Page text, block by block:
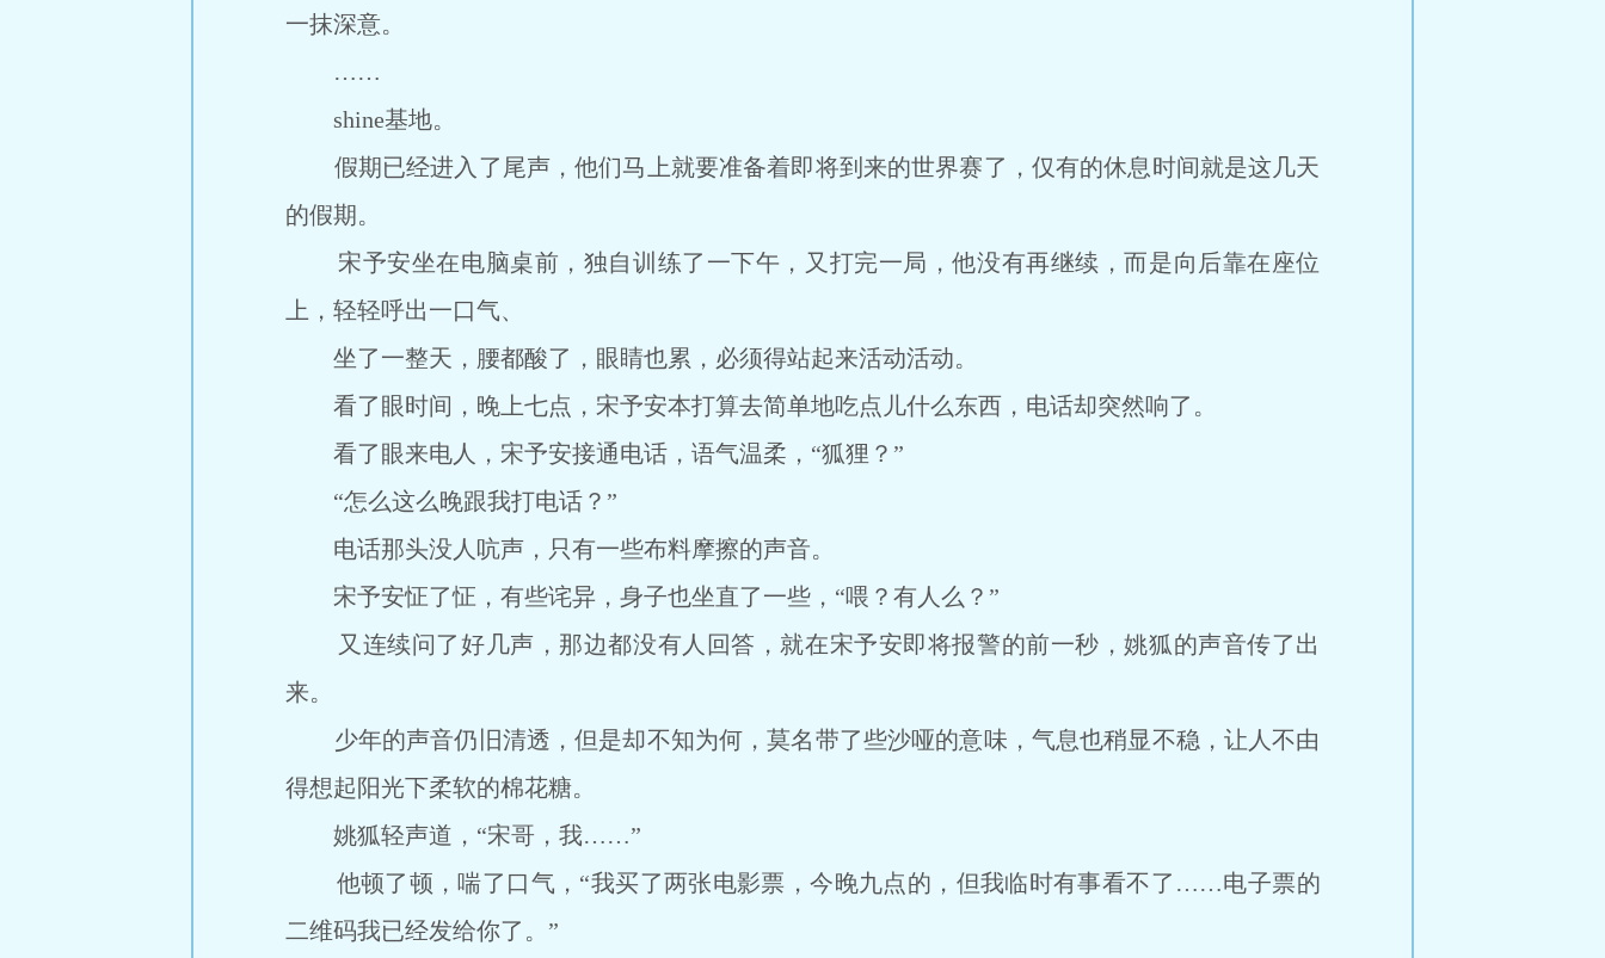
一抹深意。
……
shine基地。
假期已经进入了尾声，他们马上就要准备着即将到来的世界赛了，仅有的休息时间就是这几天
的假期。
宋予安坐在电脑桌前，独自训练了一下午，又打完一局，他没有再继续，而是向后靠在座位
上，轻轻呼出一口气、
坐了一整天，腰都酸了，眼睛也累，必须得站起来活动活动。
看了眼时间，晚上七点，宋予安本打算去简单地吃点儿什么东西，电话却突然响了。
看了眼来电人，宋予安接通电话，语气温柔，“狐狸？”
“怎么这么晚跟我打电话？”
电话那头没人吭声，只有一些布料摩擦的声音。
宋予安怔了怔，有些诧异，身子也坐直了一些，“喂？有人么？”
又连续问了好几声，那边都没有人回答，就在宋予安即将报警的前一秒，姚狐的声音传了出
来。
少年的声音仍旧清透，但是却不知为何，莫名带了些沙哑的意味，气息也稍显不稳，让人不由
得想起阳光下柔软的棉花糖。
姚狐轻声道，“宋哥，我……”
他顿了顿，喘了口气，“我买了两张电影票，今晚九点的，但我临时有事看不了……电子票的
二维码我已经发给你了。”